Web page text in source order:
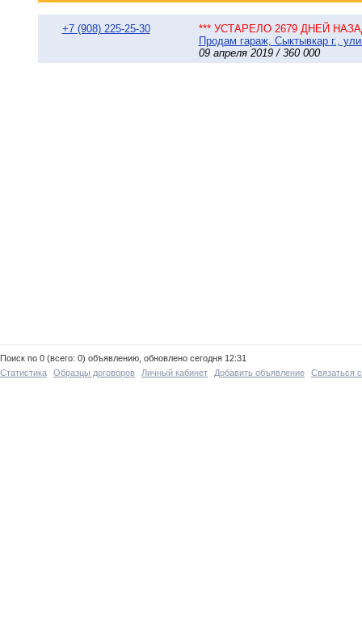
+7 (908) 225-25-30
*** УСТАРЕЛО 2679 ДНЕЙ
Продам гараж, Сыктывкар г.,
09 апреля 2019 / 360 000
Поиск по 0 (всего: 0) объявлению, обновлено сегодня 12:31
Статистика
Образцы договоров Личный кабинет Добавить объявление Связаться